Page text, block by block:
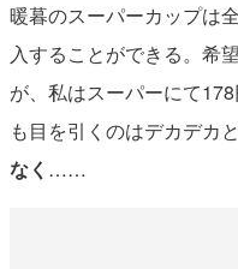
暖暮のスーパーカップは
入することができる。希
が、私はスーパーにて
も目を引くのはデカデ
なく ……